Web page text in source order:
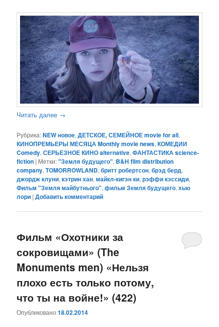
Читать далее →
Рубрика:NEW новое,ДЕТСКОЕ, СЕМЕЙНОЕ movie for all,
КИНОПРЕМЬЕРЫ МЕСЯЦА Monthly movie news,КОМЕДИИ
Comedy,СЕРЬЕЗНОЕ КИНО alternative,ФАНТАСТИКА science-
fiction | Метки:"Земля будущего", B&H film distribution
company,TOMORROWLAND,бритт робертсон,брэд берд,
джордж клуни,кэтрин хан,майкл-кигэн ки,рэффи кэссиди,
Фильм "Земля майбутнього",фильм Земля будущего,хью
лори |Добавить комментарий
Фильм «Охотники за
сокровищами» (The
Monuments men) «Нельзя
плохо есть только потому,
что ты на войне!» (422)
Опубликовано18.02.2014